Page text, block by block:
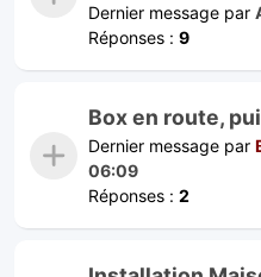
Dernier message par
Réponses : 9
Box en route,
Dernier message par
06:09
Réponses : 2